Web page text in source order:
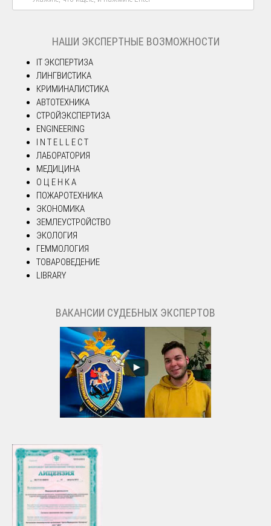
НАШИ ЭКСПЕРТНЫЕ ВОЗМОЖНОСТИ
IT ЭКСПЕРТИЗА
ЛИНГВИСТИКА
КРИМИНАЛИСТИКА
АВТОТЕХНИКА
СТРОЙЭКСПЕРТИЗА
ENGINEERING
I N T E L L E C T
ЛАБОРАТОРИЯ
МЕДИЦИНА
О Ц Е Н К А
ПОЖАРОТЕХНИКА
ЭКОНОМИКА
ЗЕМЛЕУСТРОЙСТВО
ЭКОЛОГИЯ
ГЕММОЛОГИЯ
ТОВАРОВЕДЕНИЕ
LIBRARY
ВАКАНСИИ СУДЕБНЫХ ЭКСПЕРТОВ